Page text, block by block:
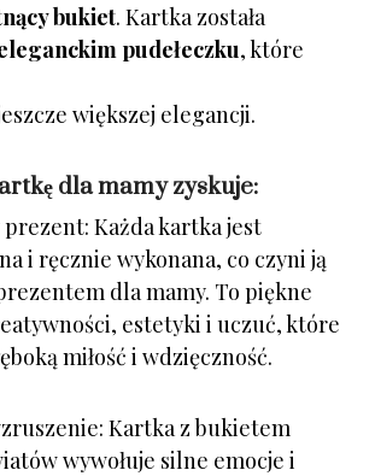
bukiet.Kartka została
pudełeczku, które
większej elegancji.
dla mamy zyskuje:
prezent: Każda kartka jest
i ręcznie wykonana, co czyni ją
dla mamy. To piękne
estetyki i uczuć, które
miłość i wdzięczność.
Kartka z bukietem
wywołuje silne emocje i